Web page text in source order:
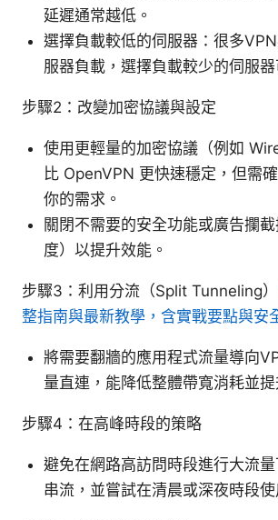
延遲通常越低。
選擇負載較低的伺服器：很多
服器負載，選擇負載較少的伺服器
步驟2：改變加密協議與設定
使用更輕量的加密協議（例如
比 OpenVPN 更快速穩定，但需
你的需求。
關閉不需要的安全功能或廣告攔
度）以提升效能。
步驟3：利用分流（Split Tunneling）
整指南與最新教學，含實戰要點與安
將需要翻牆的應用程式流量導向
量直連，能降低整體帶寬消耗並提
步驟4：在高峰時段的策略
避免在網路高訪問時段進行大流
串流，並嘗試在清晨或深夜時段使